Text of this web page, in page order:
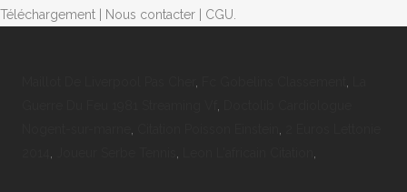
Téléchargement | Nous contacter | CGU.